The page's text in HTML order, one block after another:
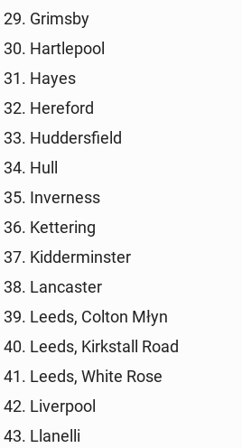
Grimsby
Har­tle­po­ol
Hayes
He­re­ford
Hud­ders­field
Hull
In­ver­ness
Ket­te­ring
Kid­der­min­ster
Lan­ca­ster
Leeds, Colton Młyn
Leeds, Kirk­stall Road
Leeds, White Rose
Li­ver­po­ol
Lla­nel­li